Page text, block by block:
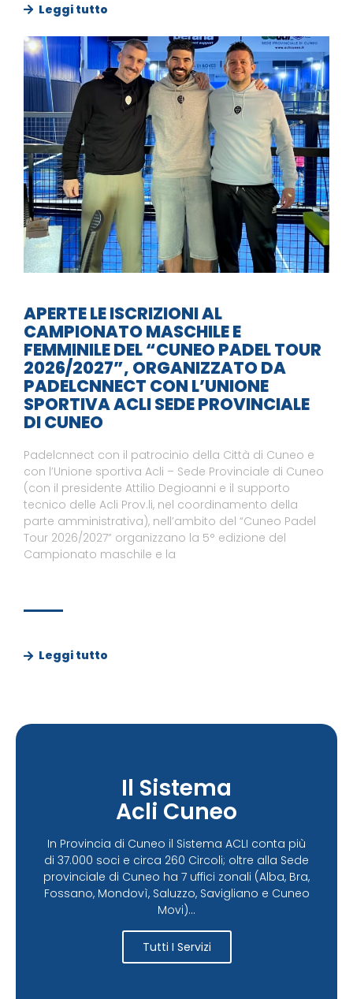
Leggi tutto
APERTE LE ISCRIZIONI AL
CAMPIONATO MASCHILE E
FEMMINILE DEL “CUNEO PADEL TOUR
2026/2027”, ORGANIZZATO DA
PADELCNNECT CON L’UNIONE
SPORTIVA ACLI SEDE PROVINCIALE
DI CUNEO
Padelcnnect con il patrocinio della Città di Cuneo e
con l’Unione sportiva Acli – Sede Provinciale di Cuneo
(con il presidente Attilio Degioanni e il supporto
tecnico delle Acli Prov.li, nel coordinamento della
parte amministrativa), nell’ambito del “Cuneo Padel
Tour 2026/2027” organizzano la 5° edizione del
Campionato maschile e la
Leggi tutto
Il Sistema
Acli Cuneo
In Provincia di Cuneo il Sistema ACLI conta più
di 37.000 soci e circa 260 Circoli; oltre alla Sede
provinciale di Cuneo ha 7 uffici zonali (Alba, Bra,
Fossano, Mondovì, Saluzzo, Savigliano e Cuneo
Movi)...
Tutti I Servizi